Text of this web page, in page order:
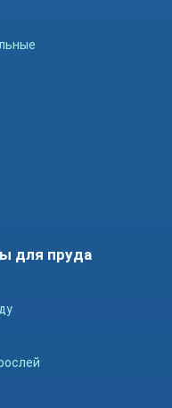
для пруда